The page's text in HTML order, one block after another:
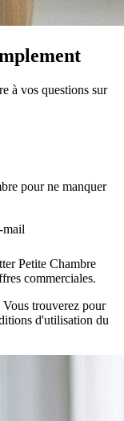
à vos questions sur
pour ne manquer
mail
Petite Chambre
commerciales.
trouverez pour
d'utilisation du